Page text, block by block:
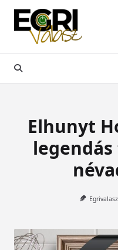
Skip
content
Elhunyt
Egrivalasz